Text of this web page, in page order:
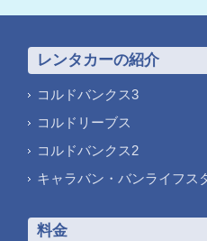
レンタカーの紹介
コルドバンクス3
コルドリーブス
コルドバンクス2
キャラバン・バンライフス
料金